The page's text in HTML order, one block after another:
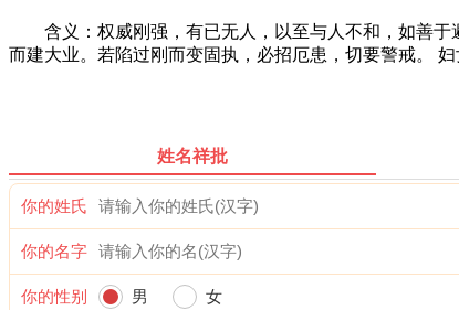
含义：权威刚强，有已无人，以至与人不和，如善于
而建大业。若陷过刚而变固执，必招厄患，切要警戒。
姓名祥批
你的姓氏
你的名字
你的性别 男 女